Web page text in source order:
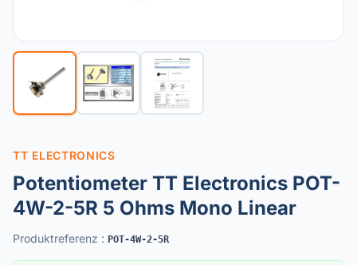
TT ELECTRONICS
Potentiometer TT Electronics POT-
4W-2-5R 5 Ohms Mono Linear
Produktreferenz : POT-4W-2-5R